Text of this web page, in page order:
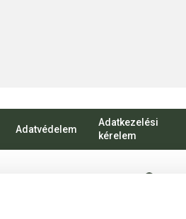
Adatvédelem
Adatkezelési
kérelem